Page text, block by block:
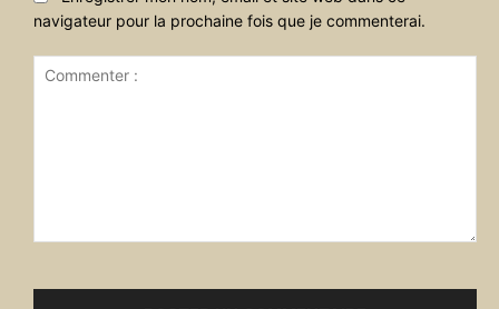
navigateur pour la prochaine fois que je commenterai.